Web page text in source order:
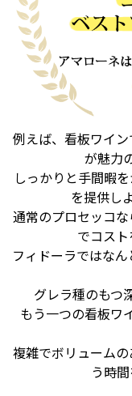
例えば、看板ワイン
が魅力
しっかりと手間暇
を提供し
通常のプロセッコ
でコスト
フィドーラではな
グレラ種のもつ
もう一つの看板ワ
複雑でボリューム
う時